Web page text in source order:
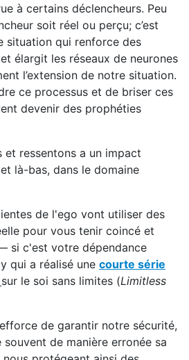
à certains déclencheurs. Peu
soit réel ou perçu; c’est
situation qui renforce des
élargit les réseaux de neurones
l’extension de notre situation.
ce processus et de briser ces
devenir des prophéties
et ressentons a un impact
là-bas, dans le domaine
de l'ego vont utiliser des
pour vous tenir coincé et
si c'est votre dépendance
qui a réalisé une courte série
sur le soi sans limites (Limitless
de garantir notre sécurité,
de manière erronée sa